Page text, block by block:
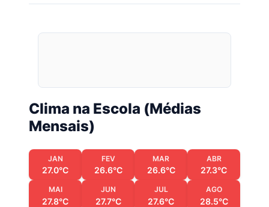
Clima na Escola (Médias
Mensais)
JAN
27.0°C
FEV
26.6°C
MAR
26.6°C
ABR
27.3°C
MAI
27.8°C
JUN
27.7°C
JUL
27.6°C
AGO
28.5°C